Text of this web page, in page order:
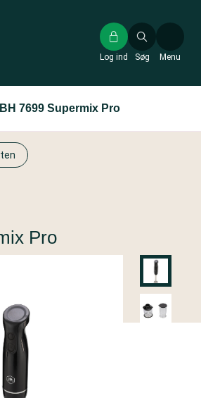
Søg
Log ind Menu
7699 Supermix Pro
Pro